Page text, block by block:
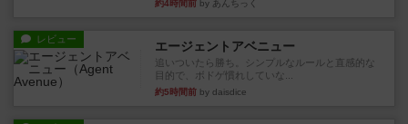
約4時間前 by あんちっく
レビュー エージェントアベニュー
追いついたら勝ち。シンプルなルールと直感的な
目的で、ボドゲ慣れしていな...
約5時間前 by daisdice